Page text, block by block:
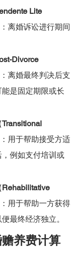
Lite
：离婚诉讼进行期间
Divorce
：离婚最终判决后支
是固定期限或长
：用于帮助接受方适
例如支付培训或
Rehabilitative
：用于帮助一方获得
最终经济独立。
养费计算